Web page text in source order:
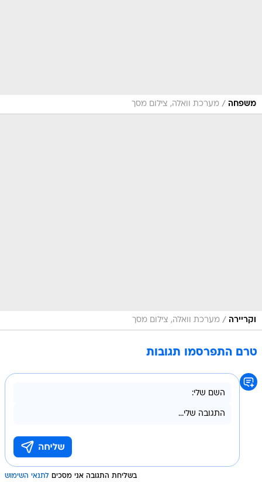
משפחה / מערכת וואלה, צילום מסך
וקריירה / מערכת וואלה, צילום מסך
טרם התפרסמו תגובות
בשליחת התגובה אני מסכים לתנאי השימוש